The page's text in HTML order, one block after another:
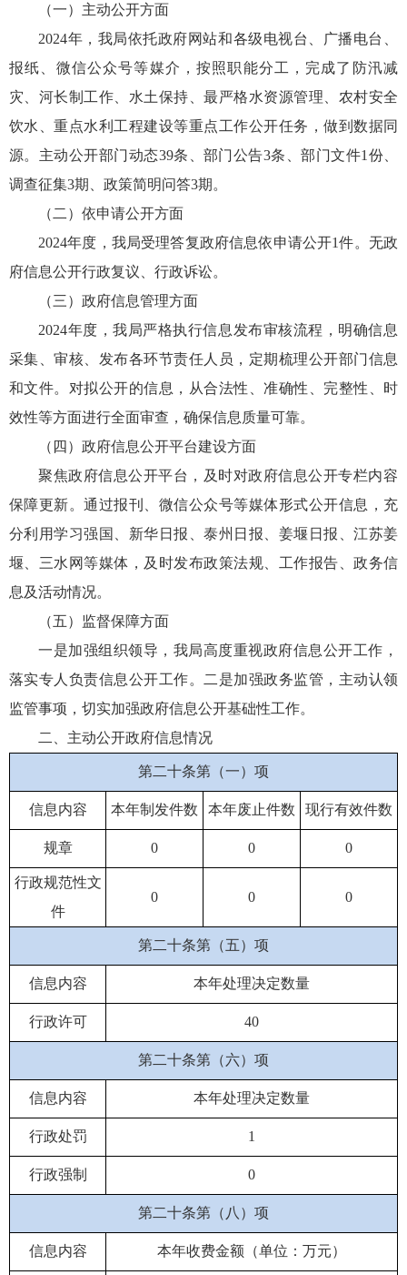
（一）主动公开方面
2024年，我局依托政府网站和各级电视台、广播电台、
报纸、微信公众号等媒介，按照职能分工，完成了防汛减
灾、河长制工作、水土保持、最严格水资源管理、农村安全
饮水、重点水利工程建设等重点工作公开任务，做到数据同
源。主动公开部门动态39条、部门公告3条、部门文件1份、
调查征集3期、政策简明问答3期。
（二）依申请公开方面
2024年度，我局受理答复政府信息依申请公开1件。无政
府信息公开行政复议、行政诉讼。
（三）政府信息管理方面
2024年度，我局严格执行信息发布审核流程，明确信息
采集、审核、发布各环节责任人员，定期梳理公开部门信息
和文件。对拟公开的信息，从合法性、准确性、完整性、时
效性等方面进行全面审查，确保信息质量可靠。
（四）政府信息公开平台建设方面
聚焦政府信息公开平台，及时对政府信息公开专栏内容
保障更新。通过报刊、微信公众号等媒体形式公开信息，充
分利用学习强国、新华日报、泰州日报、姜堰日报、江苏姜
堰、三水网等媒体，及时发布政策法规、工作报告、政务信
息及活动情况。
（五）监督保障方面
一是加强组织领导，我局高度重视政府信息公开工作，
落实专人负责信息公开工作。二是加强政务监管，主动认领
监管事项，切实加强政府信息公开基础性工作。
二、主动公开政府信息情况
第二十条第（一）项
信息内容 本年制发件数 本年废止件数 现行有效件数
规章 0 0 0
行政规范性文
件
0 0 0
第二十条第（五）项
信息内容 本年处理决定数量
行政许可 40
第二十条第（六）项
信息内容 本年处理决定数量
行政处罚 1
行政强制 0
第二十条第（八）项
信息内容 本年收费金额（单位：万元）